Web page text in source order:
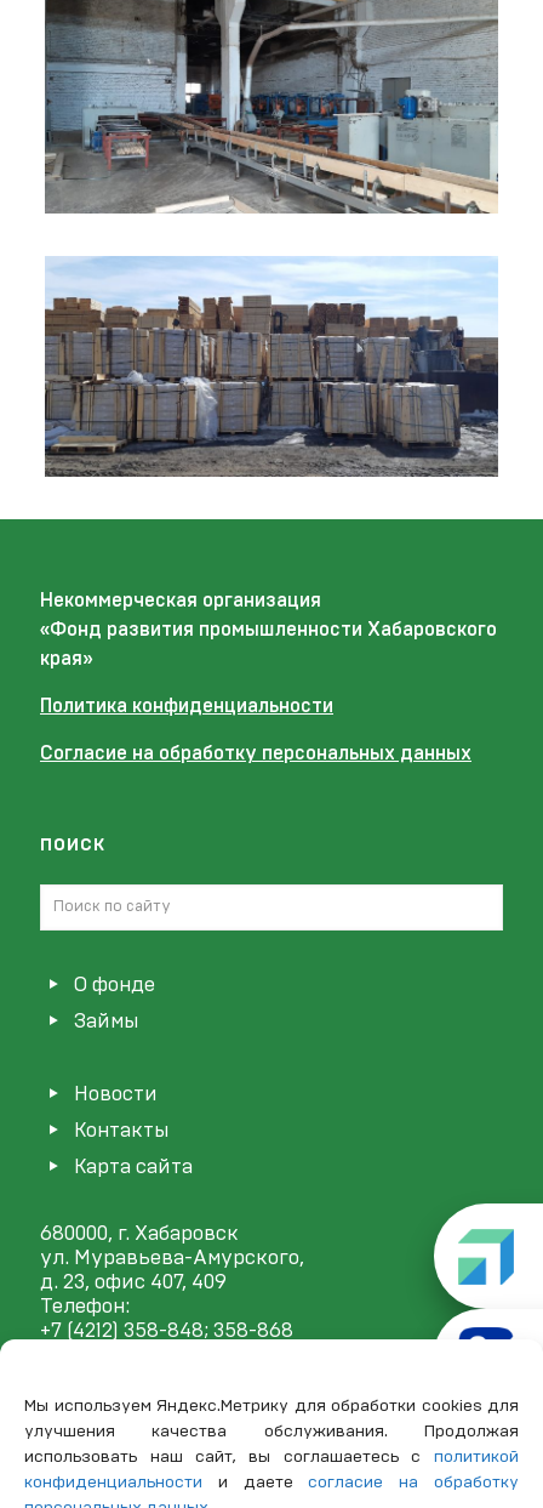
Мы используем Яндекс.Метрику для обработки cookies для
улучшения качества обслуживания. Продолжая
использовать наш сайт, вы соглашаетесь с политикой
конфиденциальности и даетесогласие на обработку
Некоммерческая организация
«Фонд развития промышленности Хабаровского
края»
Политика конфиденциальности
Согласие на обработку персональных данных
поиск
О фонде
Займы
Новости
Контакты
Карта сайта
680000, г. Хабаровск
ул. Муравьева-Амурского,
д. 23, офис 407, 409
Телефон:
+7 (4212) 358-848; 358-868